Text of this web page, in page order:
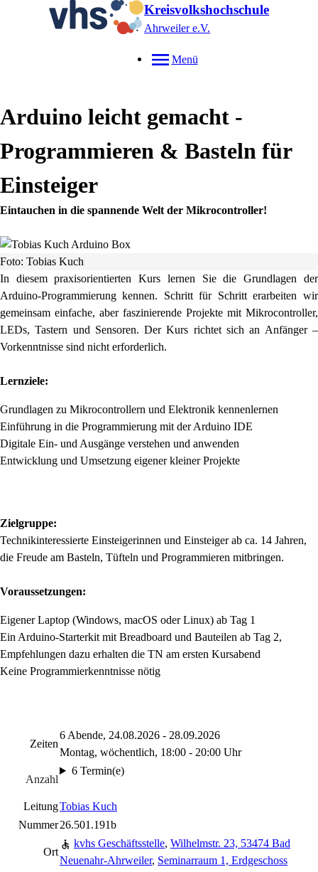
Kreisvolkshochschule
Ahrweiler e.V.
Menü
Arduino leicht gemacht -
Programmieren & Basteln für
Einsteiger
Eintauchen in die spannende Welt der Mikrocontroller!
Foto: Tobias Kuch
In diesem praxisorientierten Kurs lernen Sie die Grundlagen der
Arduino-Programmierung kennen. Schritt für Schritt erarbeiten wir
gemeinsam einfache, aber faszinierende Projekte mit Mikrocontroller,
LEDs, Tastern und Sensoren. Der Kurs richtet sich an Anfänger –
Vorkenntnisse sind nicht erforderlich.
Lernziele:
Grundlagen zu Mikrocontrollern und Elektronik kennenlernen
Einführung in die Programmierung mit der Arduino IDE
Digitale Ein- und Ausgänge verstehen und anwenden
Entwicklung und Umsetzung eigener kleiner Projekte
Zielgruppe:
Technikinteressierte Einsteigerinnen und Einsteiger ab ca. 14 Jahren,
die Freude am Basteln, Tüfteln und Programmieren mitbringen.
Voraussetzungen:
Eigener Laptop (Windows, macOS oder Linux) ab Tag 1
Ein Arduino-Starterkit mit Breadboard und Bauteilen ab Tag 2,
Empfehlungen dazu erhalten die TN am ersten Kursabend
Keine Programmierkenntnisse nötig
Zeiten
6 Abende, 24.08.2026 - 28.09.2026
Montag, wöchentlich, 18:00 - 20:00 Uhr
Anzahl
6 Termin(e)
LeitungTobias Kuch
Nummer26.501.191b
Ort
kvhs Geschäftsstelle, Wilhelmstr. 23, 53474 Bad
Neuenahr-Ahrweiler, Seminarraum 1, Erdgeschoss